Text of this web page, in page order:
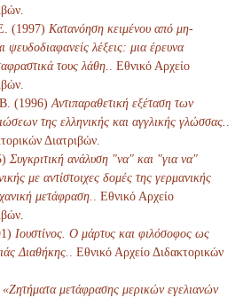
(1997) Κατανόηση κειμένου από μη-
ψευδοδιαφανείς λέξεις: μια έρευνα
τους λάθη.
. Εθνικό Αρχείο
(1996) Αντιπαραθετική εξέταση των
της ελληνικής και αγγλικής γλώσσας.
Διατριβών.
Συγκριτική ανάλυση "να" και "για να"
με αντίστοιχες δομές της γερμανικής
μετάφραση.
. Εθνικό Αρχείο
Ιουστίνος. Ο μάρτυς και φιλόσοφος ως
Διαθήκης.
. Εθνικό Αρχείο Διδακτορικών
«Ζητήματα μετάφρασης μερικών εγελιανών